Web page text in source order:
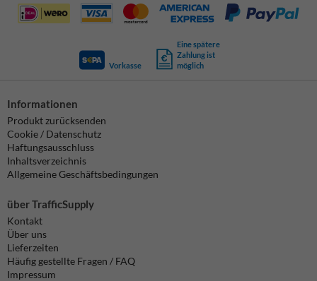
Vorkasse
Eine spätere
Zahlung ist
möglich
Informationen
Produkt zurücksenden
Cookie / Datenschutz
Haftungsausschluss
Inhaltsverzeichnis
Allgemeine Geschäftsbedingungen
über TrafficSupply
Kontakt
Über uns
Lieferzeiten
Häufig gestellte Fragen / FAQ
Impressum